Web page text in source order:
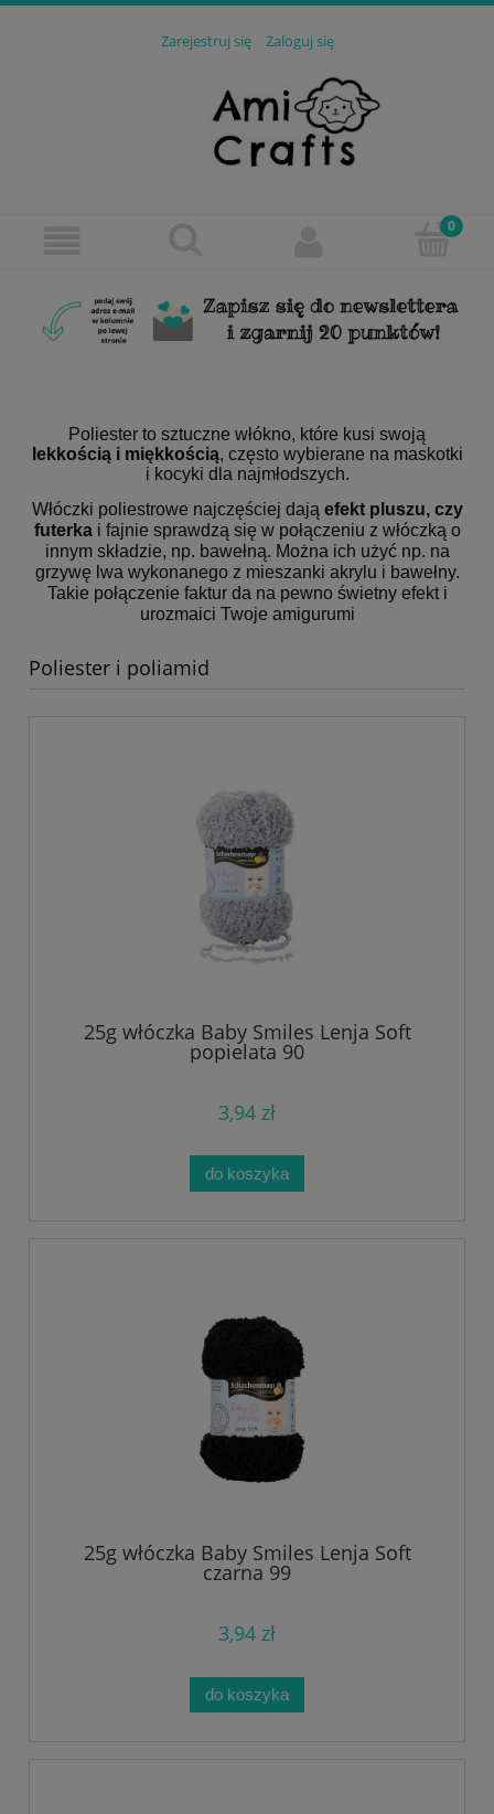
Zarejestruj się Zaloguj się
Poliester to sztuczne włókno, które kusi swoją
lekkością i miękkością, często wybierane na maskotki
i kocyki dla najmłodszych.
Włóczki poliestrowe najczęściej dają efekt pluszu, czy
futerkai fajnie sprawdzą się w połączeniu z włóczką o
innym składzie, np. bawełną. Można ich użyć np. na
grzywę lwa wykonanego z mieszanki akrylu i bawełny.
Takie połączenie faktur da na pewno świetny efekt i
urozmaici Twoje amigurumi
Poliester i poliamid
25g włóczka Baby Smiles Lenja Soft
popielata 90
3,94 zł
do koszyka
25g włóczka Baby Smiles Lenja Soft
czarna 99
3,94 zł
do koszyka